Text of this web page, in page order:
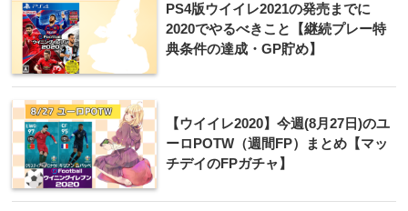
PS4版ウイイレ2021の発売までに
2020でやるべきこと【継続プレー特
典条件の達成・GP貯め】
【ウイイレ2020】今週(8月27日)のユ
ーロPOTW（週間FP）まとめ【マッ
チデイのFPガチャ】